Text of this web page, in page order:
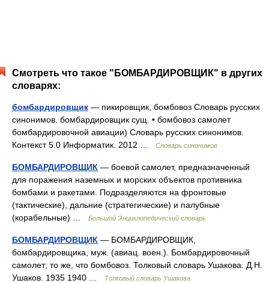
Смотреть что такое "БОМБАРДИРОВЩИК" в других
словарях:
бомбардировщик — пикировщик, бомбовоз Словарь русских
синонимов. бомбардировщик сущ. • бомбовоз самолет
бомбардировочной авиации) Словарь русских синонимов.
Контекст 5.0 Информатик. 2012 …
Словарь синонимов
БОМБАРДИРОВЩИК — боевой самолет, предназначенный
для поражения наземных и морских объектов противника
бомбами и ракетами. Подразделяются на фронтовые
(тактические), дальние (стратегические) и палубные
(корабельные) …
Большой Энциклопедический словарь
БОМБАРДИРОВЩИК — БОМБАРДИРОВЩИК,
бомбардировщика, муж. (авиац. воен.). Бомбардировочный
самолет; то же, что бомбовоз. Толковый словарь Ушакова. Д.Н.
Ушаков. 1935 1940 …
Толковый словарь Ушакова